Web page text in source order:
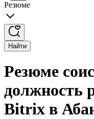
Резюме
Найти
Резюме
должность
Bitrix в